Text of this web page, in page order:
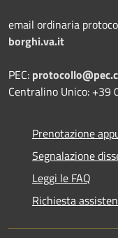
email ordinaria
borghi.va.it
PEC:
Centralino Unico: +39
Prenotazione
Segnalazione
Leggi le FAQ
Richiesta